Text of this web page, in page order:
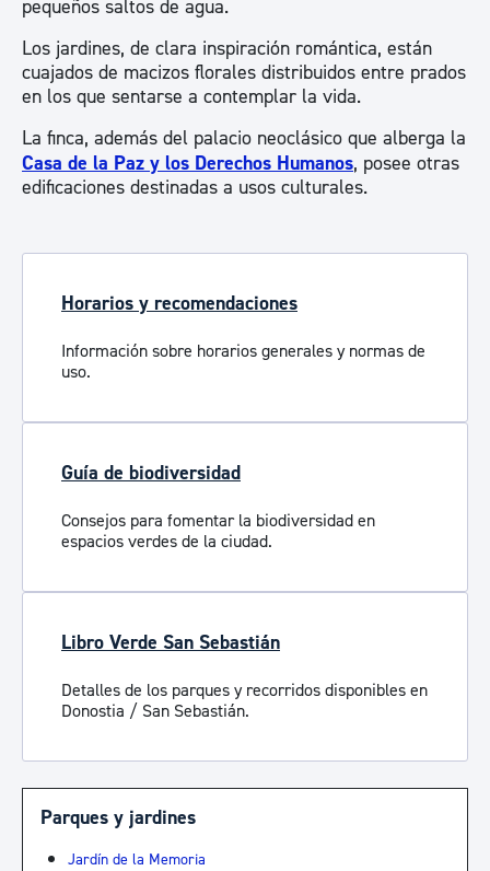
pequeños saltos de agua.
Los jardines, de clara inspiración romántica, están
cuajados de macizos florales distribuidos entre prados
en los que sentarse a contemplar la vida.
La finca, además del palacio neoclásico que alberga la
Casa de la Paz y los Derechos Humanos, posee otras
edificaciones destinadas a usos culturales.
Horarios y recomendaciones
Información sobre horarios generales y normas de
uso.
Guía de biodiversidad
Consejos para fomentar la biodiversidad en
espacios verdes de la ciudad.
Libro Verde San Sebastián
Detalles de los parques y recorridos disponibles en
Donostia / San Sebastián.
Parques y jardines
Jardín de la Memoria